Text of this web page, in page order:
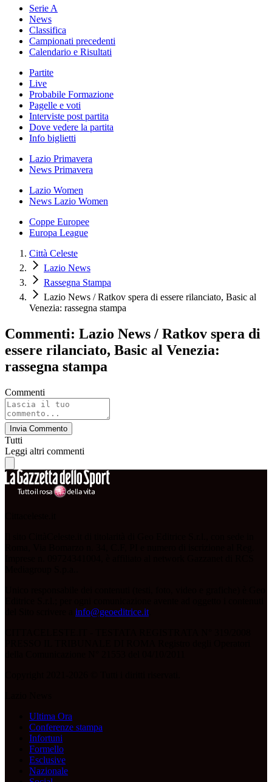
Serie A
News
Classifica
Campionati precedenti
Calendario e Risultati
Partite
Live
Probabile Formazione
Pagelle e voti
Interviste post partita
Dove vedere la partita
Info biglietti
Lazio Primavera
News Primavera
Lazio Women
News Lazio Women
Coppe Europee
Europa League
Città Celeste
Lazio News
Rassegna Stampa
Lazio News / Ratkov spera di essere rilanciato, Basic al
Venezia: rassegna stampa
Commenti: Lazio News / Ratkov spera di
essere rilanciato, Basic al Venezia:
rassegna stampa
Commenti
Invia Commento
Tutti
Leggi altri commenti
info@geoeditrice.it
Ultima Ora
Conferenze stampa
Infortuni
Formello
Esclusive
Nazionale